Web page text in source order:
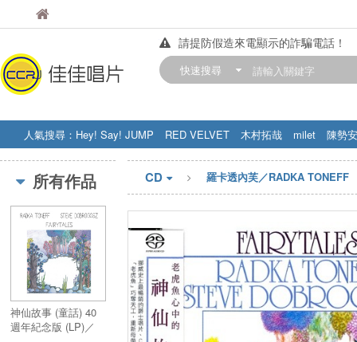
佳佳唱片
請提防假造來電顯示的詐騙電話！
【中華門市營業時間調整公告】
快速搜尋
人氣搜尋： Hey! Say! JUMP RED VELVET 木村拓哉 milet
陳勢安
STRAY KIDS
盧廣仲 周杰伦
所有作品
神仙故事 (童話) 40
週年紀念版 (LP)／
CD 羅卡透內芙／RADKA TONEFF